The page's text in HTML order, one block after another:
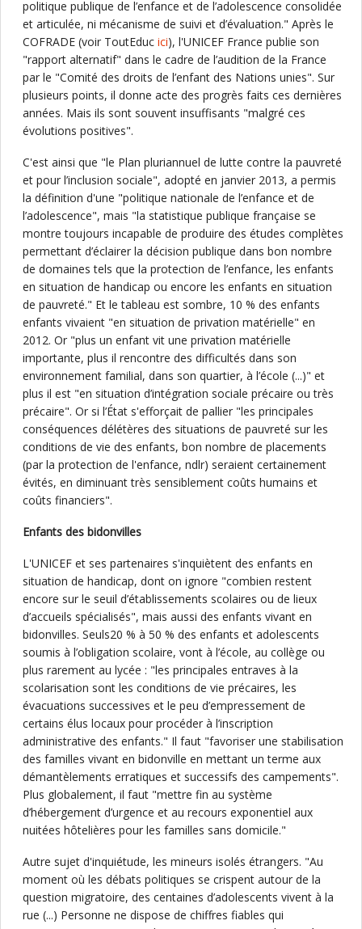
politique publique de l’enfance et de l’adolescence consolidée
et articulée, ni mécanisme de suivi et d’évaluation." Après le
COFRADE (voir ToutEduc ici), l'UNICEF France publie son
"rapport alternatif" dans le cadre de l’audition de la France
par le "Comité des droits de l’enfant des Nations unies". Sur
plusieurs points, il donne acte des progrès faits ces dernières
années. Mais ils sont souvent insuffisants "malgré ces
évolutions positives".
C'est ainsi que "le Plan pluriannuel de lutte contre la pauvreté
et pour l’inclusion sociale", adopté en janvier 2013, a permis
la définition d'une "politique nationale de l’enfance et de
l’adolescence", mais "la statistique publique française se
montre toujours incapable de produire des études complètes
permettant d’éclairer la décision publique dans bon nombre
de domaines tels que la protection de l’enfance, les enfants
en situation de handicap ou encore les enfants en situation
de pauvreté." Et le tableau est sombre, 10 % des enfants
enfants vivaient "en situation de privation matérielle" en
2012. Or "plus un enfant vit une privation matérielle
importante, plus il rencontre des difficultés dans son
environnement familial, dans son quartier, à l’école (...)" et
plus il est "en situation d’intégration sociale précaire ou très
précaire". Or si l’État s'efforçait de pallier "les principales
conséquences délétères des situations de pauvreté sur les
conditions de vie des enfants, bon nombre de placements
(par la protection de l'enfance, ndlr) seraient certainement
évités, en diminuant très sensiblement coûts humains et
coûts financiers".
Enfants des bidonvilles
L'UNICEF et ses partenaires s'inquiètent des enfants en
situation de handicap, dont on ignore "combien restent
encore sur le seuil d’établissements scolaires ou de lieux
d’accueils spécialisés", mais aussi des enfants vivant en
bidonvilles. Seuls20 % à 50 % des enfants et adolescents
soumis à l’obligation scolaire, vont à l’école, au collège ou
plus rarement au lycée : "les principales entraves à la
scolarisation sont les conditions de vie précaires, les
évacuations successives et le peu d’empressement de
certains élus locaux pour procéder à l’inscription
administrative des enfants." Il faut "favoriser une stabilisation
des familles vivant en bidonville en mettant un terme aux
démantèlements erratiques et successifs des campements".
Plus globalement, il faut "mettre fin au système
d’hébergement d’urgence et au recours exponentiel aux
nuitées hôtelières pour les familles sans domicile."
Autre sujet d'inquiétude, les mineurs isolés étrangers. "Au
moment où les débats politiques se crispent autour de la
question migratoire, des centaines d’adolescents vivent à la
rue (...) Personne ne dispose de chiffres fiables qui